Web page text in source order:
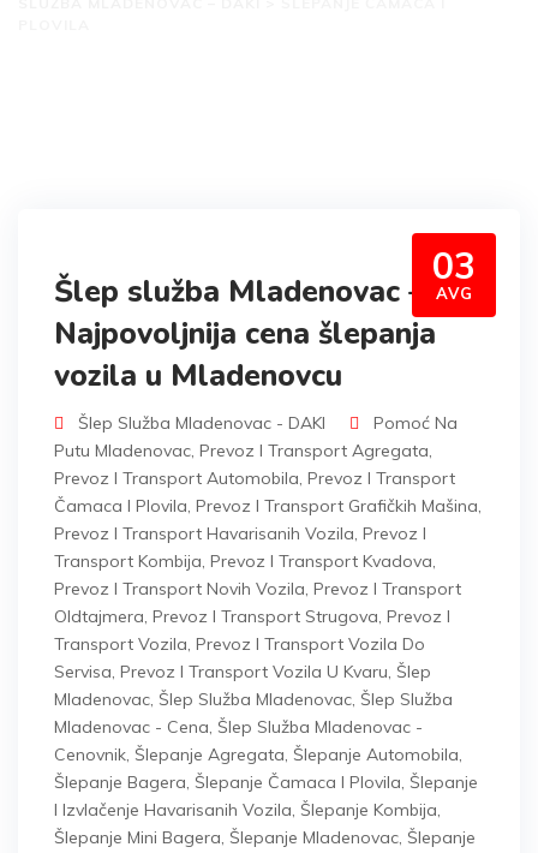
03
AVG
Šlep služba Mladenovac –
Najpovoljnija cena šlepanja
vozila u Mladenovcu
Šlep Služba Mladenovac - DAKI
Pomoć Na
Putu Mladenovac, Prevoz I Transport Agregata,
Prevoz I Transport Automobila, Prevoz I Transport
Čamaca I Plovila, Prevoz I Transport Grafičkih Mašina,
Prevoz I Transport Havarisanih Vozila, Prevoz I
Transport Kombija, Prevoz I Transport Kvadova,
Prevoz I Transport Novih Vozila, Prevoz I Transport
Oldtajmera, Prevoz I Transport Strugova, Prevoz I
Transport Vozila, Prevoz I Transport Vozila Do
Servisa, Prevoz I Transport Vozila U Kvaru, Šlep
Mladenovac, Šlep Služba Mladenovac, Šlep Služba
Mladenovac - Cena, Šlep Služba Mladenovac -
Cenovnik, Šlepanje Agregata, Šlepanje Automobila,
Šlepanje Bagera, Šlepanje Čamaca I Plovila, Šlepanje
I Izvlačenje Havarisanih Vozila, Šlepanje Kombija,
Šlepanje Mini Bagera, Šlepanje Mladenovac, Šlepanje